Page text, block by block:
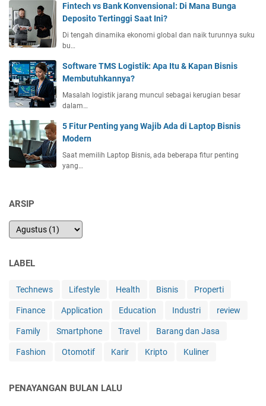
Fintech vs Bank Konvensional: Di Mana Bunga
Deposito Tertinggi Saat Ini?
Di tengah dinamika ekonomi global dan naik turunnya suku
bu…
Software TMS Logistik: Apa Itu & Kapan Bisnis
Membutuhkannya?
Masalah logistik jarang muncul sebagai kerugian besar
dalam…
5 Fitur Penting yang Wajib Ada di Laptop Bisnis
Modern
Saat memilih Laptop Bisnis, ada beberapa fitur penting
yang…
ARSIP
LABEL
Technews Lifestyle Health Bisnis Properti
Finance Application Education Industri review
Family Smartphone Travel Barang dan Jasa
Fashion Otomotif Karir Kripto Kuliner
PENAYANGAN BULAN LALU